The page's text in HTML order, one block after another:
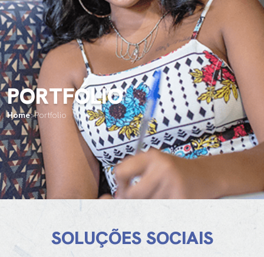
PORTFÓLIO
Home>Portfolio
SOLUÇÕES SOCIAIS